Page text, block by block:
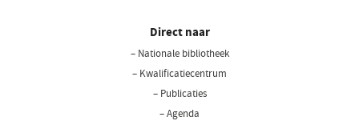
Direct naar
– Nationale bibliotheek(opent
– Kwalificatiecentrum
– Publicaties
– Agenda